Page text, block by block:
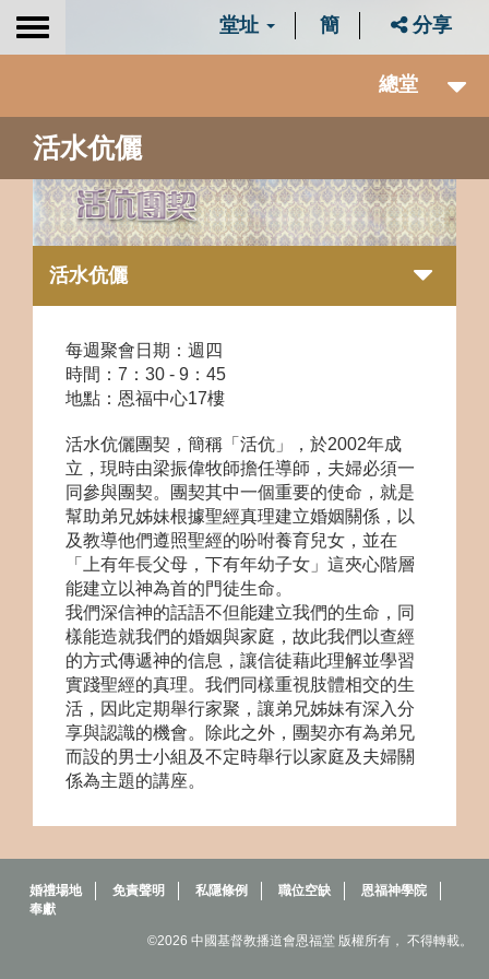
Toggle
堂址 簡 分享
總堂
活水伉儷
活水伉儷
每週聚會日期：週四
時間：7：30 - 9：45
地點：恩福中心17樓
活水伉儷團契，簡稱「活伉」，於2002年成
立 ，現時由梁振偉牧師擔任導師， 夫婦必須一
同參與團契。團契其中一個重要的使命，就是
幫助弟兄姊妹根據聖經真理建立婚姻關係，以
及教導他們遵照聖經的吩咐養育兒女，並在
「上有年長父母，下有年幼子女」這夾心階層
能建立以神為首的門徒生命。
我們深信神的話語不但能建立我們的生命，同
樣能造就我們的婚姻與家庭，故此我們以查經
的方式傳遞神的信息，讓信徒藉此理解並學習
實踐聖經的真理。我們同樣重視肢體相交的生
活，因此定期舉行家聚，讓弟兄姊妹有深入分
享與認識的機會。除此之外，團契亦有為弟兄
而設的男士小組 及不定時舉行以家庭及夫婦關
係為主題的講座。
婚禮場地 免責聲明 私隱條例 職位空缺
恩福神學院
奉獻
©2026 中國基督教播道會恩福堂 版權所有， 不得轉載。